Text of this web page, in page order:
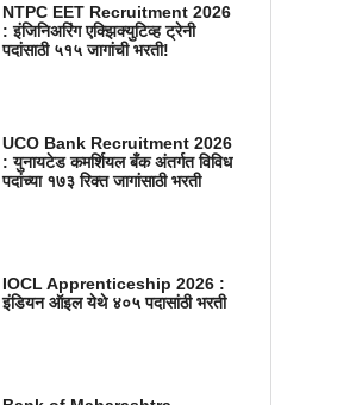
NTPC EET Recruitment 2026
: इंजिनिअरिंग एक्झिक्युटिव्ह ट्रेनी
पदांसाठी ५१५ जागांची भरती!
UCO Bank Recruitment 2026
: युनायटेड कमर्शियल बँक अंतर्गत विविध
पदांच्या १७३ रिक्त जागांसाठी भरती
IOCL Apprenticeship 2026 :
इंडियन ऑइल येथे ४०५ पदासांठी भरती